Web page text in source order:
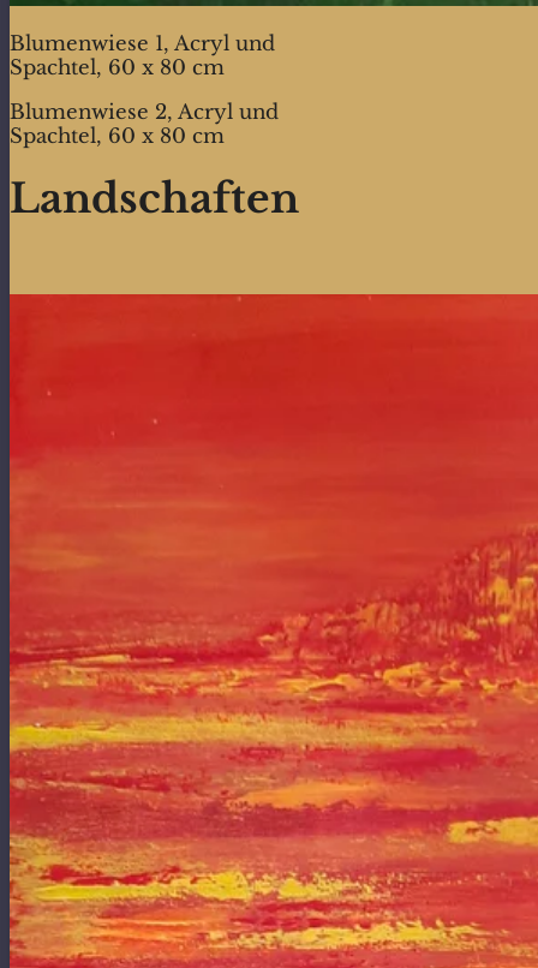
Blumenwiese 1, Acryl und
Spachtel, 60 x 80 cm
Blumenwiese 2, Acryl und
Spachtel, 60 x 80 cm
Landschaften